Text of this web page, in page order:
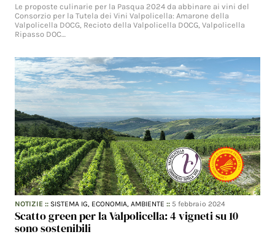
Le proposte culinarie per la Pasqua 2024 da abbinare ai vini del
Consorzio per la Tutela dei Vini Valpolicella: Amarone della
Valpolicella DOCG, Recioto della Valpolicella DOCG, Valpolicella
Ripasso DOC…
NOTIZIE :: SISTEMA IG, ECONOMIA,AMBIENTE :: 5 febbraio 2024
Scatto green per la Valpolicella: 4 vigneti su 10
sono sostenibili